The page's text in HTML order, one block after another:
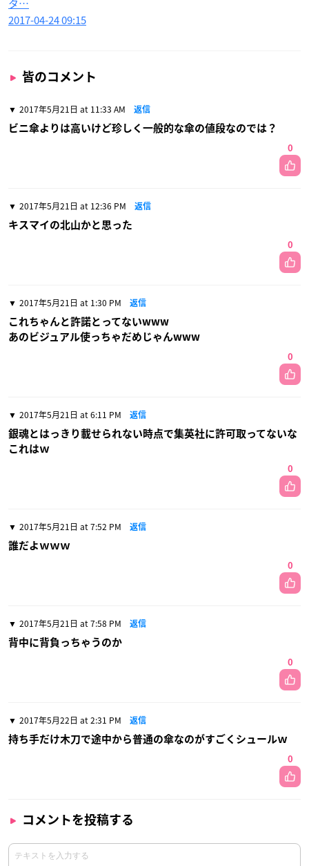
タ…
2017-04-24 09:15
皆のコメント
2017年5月21日 at 11:33 AM 返信
ビニ傘よりは高いけど珍しく一般的な傘の値段なのでは？
0
2017年5月21日 at 12:36 PM 返信
キスマイの北山かと思った
0
2017年5月21日 at 1:30 PM 返信
これちゃんと許諾とってないwww
あのビジュアル使っちゃだめじゃんwww
0
2017年5月21日 at 6:11 PM 返信
銀魂とはっきり載せられない時点で集英社に許可取ってないな
これはｗ
0
2017年5月21日 at 7:52 PM 返信
誰だよｗｗｗ
0
2017年5月21日 at 7:58 PM 返信
背中に背負っちゃうのか
0
2017年5月22日 at 2:31 PM 返信
持ち手だけ木刀で途中から普通の傘なのがすごくシュールｗ
0
コメントを投稿する